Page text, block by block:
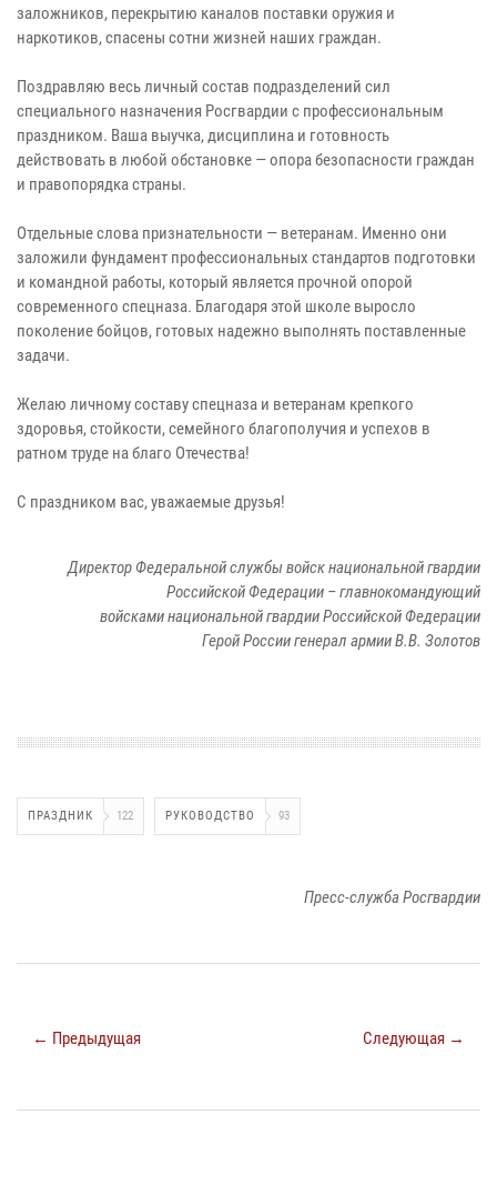
заложников, перекрытию каналов поставки оружия и
наркотиков, спасены сотни жизней наших граждан.
Поздравляю весь личный состав подразделений сил
специального назначения Росгвардии с профессиональным
праздником. Ваша выучка, дисциплина и готовность
действовать в любой обстановке — опора безопасности граждан
и правопорядка страны.
Отдельные слова признательности — ветеранам. Именно они
заложили фундамент профессиональных стандартов подготовки
и командной работы, который является прочной опорой
современного спецназа. Благодаря этой школе выросло
поколение бойцов, готовых надежно выполнять поставленные
задачи.
Желаю личному составу спецназа и ветеранам крепкого
здоровья, стойкости, семейного благополучия и успехов в
ратном труде на благо Отечества!
С праздником вас, уважаемые друзья!
Директор Федеральной службы войск национальной гвардии
Российской Федерации – главнокомандующий
войсками национальной гвардии Российской Федерации
Герой России генерал армии В.В. Золотов
ПРАЗДНИК 122 РУКОВОДСТВО 93
Пресс-служба Росгвардии
← Предыдущая Следующая →